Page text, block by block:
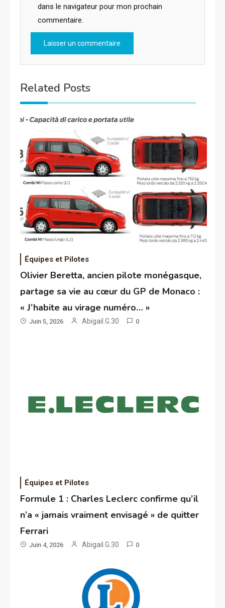
dans le navigateur pour mon prochain
commentaire.
Related Posts
Équipes et Pilotes
Olivier Beretta, ancien pilote monégasque,
partage sa vie au cœur du GP de Monaco :
« J’habite au virage numéro… »
Juin 5, 2026 Abigail.G.30 0
Équipes et Pilotes
Formule 1 : Charles Leclerc confirme qu’il
n’a « jamais vraiment envisagé » de quitter
Ferrari
Juin 4, 2026 Abigail.G.30 0